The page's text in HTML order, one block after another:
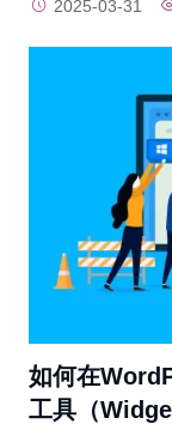
2025-03-31
如何在
工具（